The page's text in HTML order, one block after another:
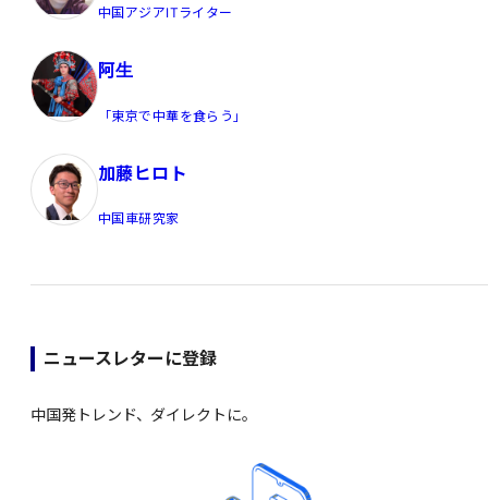
中国アジアITライター
阿生
「東京で中華を食らう」
加藤ヒロト
中国車研究家
ニュースレターに登録
中国発トレンド、ダイレクトに。